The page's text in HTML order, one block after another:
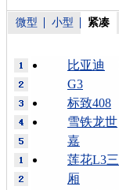
微型 小型 紧凑
比亚迪
G3
标致408
雪铁龙世
嘉
莲花L3三
厢